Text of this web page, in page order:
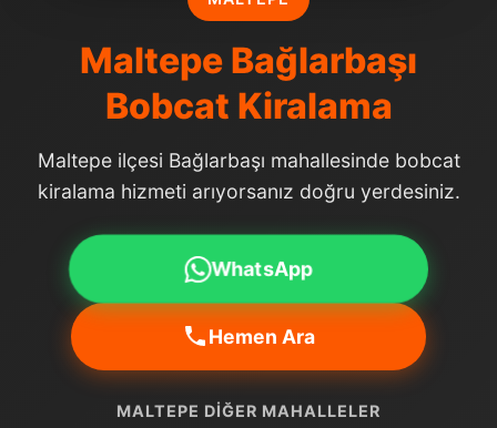
Maltepe Bağlarbaşı
Bobcat Kiralama
Maltepe ilçesi Bağlarbaşı mahallesinde bobcat
kiralama hizmeti arıyorsanız doğru yerdesiniz.
WhatsApp
Hemen Ara
MALTEPE DIĞER MAHALLELER